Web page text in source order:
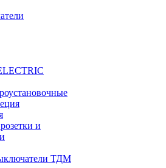
и
ТДМ